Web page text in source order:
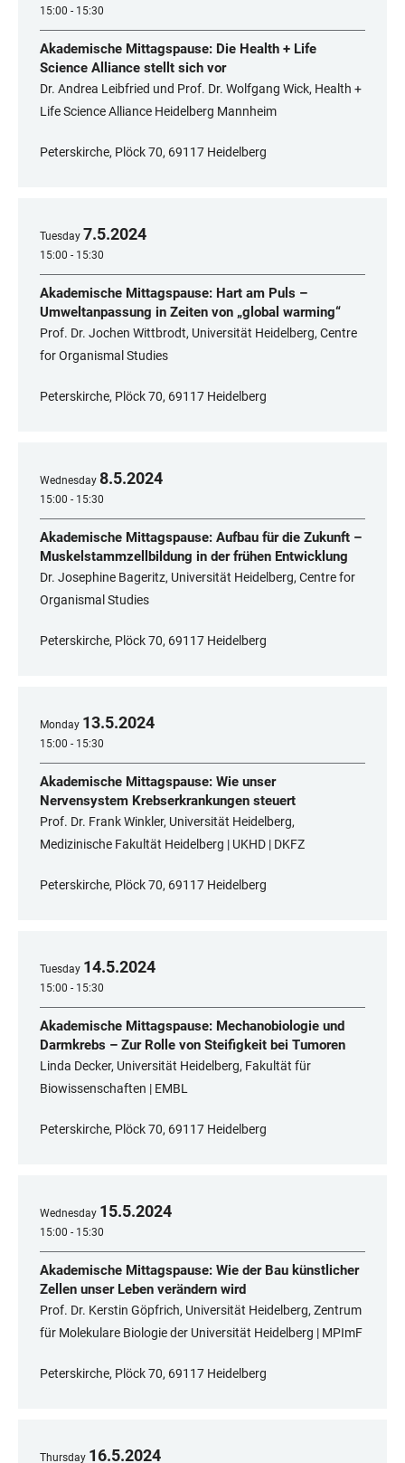
15:00 - 15:30
Akademische Mittagspause: Die Health + Life
Science Alliance stellt sich vor
Dr. Andrea Leibfried und Prof. Dr. Wolfgang Wick, Health +
Life Science Alliance Heidelberg Mannheim
Peterskirche, Plöck 70, 69117 Heidelberg
Tuesday 7.5.2024
15:00 - 15:30
Akademische Mittagspause: Hart am Puls –
Umweltanpassung in Zeiten von „global warming“
Prof. Dr. Jochen Wittbrodt, Universität Heidelberg, Centre
for Organismal Studies
Peterskirche, Plöck 70, 69117 Heidelberg
Wednesday 8.5.2024
15:00 - 15:30
Akademische Mittagspause: Aufbau für die Zukunft –
Muskelstammzellbildung in der frühen Entwicklung
Dr. Josephine Bageritz, Universität Heidelberg, Centre for
Organismal Studies
Peterskirche, Plöck 70, 69117 Heidelberg
Monday 13.5.2024
15:00 - 15:30
Akademische Mittagspause: Wie unser
Nervensystem Krebserkrankungen steuert
Prof. Dr. Frank Winkler, Universität Heidelberg,
Medizinische Fakultät Heidelberg | UKHD | DKFZ
Peterskirche, Plöck 70, 69117 Heidelberg
Tuesday 14.5.2024
15:00 - 15:30
Akademische Mittagspause: Mechanobiologie und
Darmkrebs – Zur Rolle von Steifigkeit bei Tumoren
Linda Decker, Universität Heidelberg, Fakultät für
Biowissenschaften | EMBL
Peterskirche, Plöck 70, 69117 Heidelberg
Wednesday 15.5.2024
15:00 - 15:30
Akademische Mittagspause: Wie der Bau künstlicher
Zellen unser Leben verändern wird
Prof. Dr. Kerstin Göpfrich, Universität Heidelberg, Zentrum
für Molekulare Biologie der Universität Heidelberg | MPImF
Peterskirche, Plöck 70, 69117 Heidelberg
Thursday 16.5.2024